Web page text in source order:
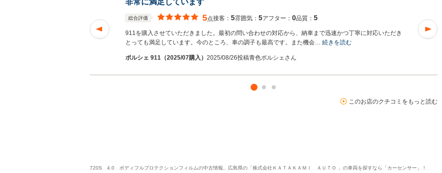
非常に満足しています
総合評価 5点接客： 5雰囲気： 5アフター： 0品質： 5
911を購入させていただきました。最初の問い合わせの対応から、納車まで迅速かつ丁寧に対応いただき
とっても満足しています。今のところ、車の調子も最高です。また機会… 続きを読む
ポルシェ 911（2025/07購入） 2025/08/26投稿青色ポルシェさん
このお店のクチコミをもっと読む
720S 4.0 ボディフルプロテクションフィルムの中古情報。広島県の「株式会社ＫＡＴＡＫＡＭＩ ＡＵＴＯ 」の車両を探すなら「カーセンサー」！